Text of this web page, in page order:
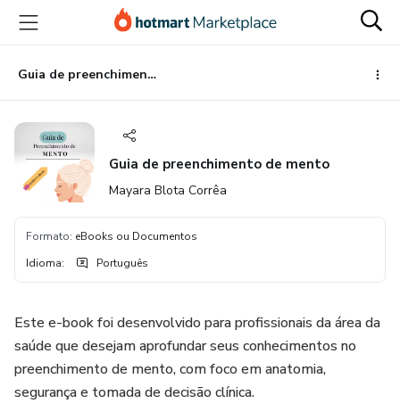
para
conteúdo
principal
para
pagamento
para
rodapé
Guia de preenchimento de mento
Guia de preenchimento de mento
Mayara Blota Corrêa
Formato: eBooks ou Documentos
Idioma: Português
Este e-book foi desenvolvido para profissionais da área da
saúde que desejam aprofundar seus conhecimentos no
preenchimento de mento, com foco em anatomia,
segurança e tomada de decisão clínica.